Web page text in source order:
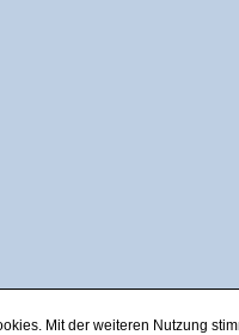
Mit der weiteren Nutzung